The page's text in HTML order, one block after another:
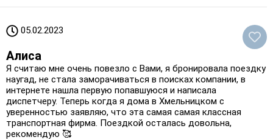
05.02.2023
Алиса
Я считаю мне очень повезло с Вами, я бронировала поездку
наугад, не стала заморачиваться в поисках компании, в
интернете нашла первую попавшуюся и написала
диспетчеру. Теперь когда я дома в Хмельницком с
уверенностью заявляю, что эта самая самая классная
транспортная фирма. Поездкой осталась довольна,
рекомендую 🥰